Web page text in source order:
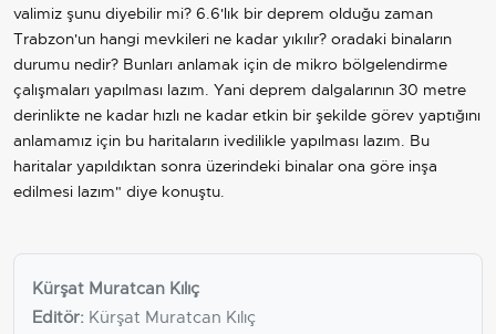
valimiz şunu diyebilir mi? 6.6'lık bir deprem olduğu zaman
Trabzon'un hangi mevkileri ne kadar yıkılır? oradaki binaların
durumu nedir? Bunları anlamak için de mikro bölgelendirme
çalışmaları yapılması lazım. Yani deprem dalgalarının 30 metre
derinlikte ne kadar hızlı ne kadar etkin bir şekilde görev yaptığını
anlamamız için bu haritaların ivedilikle yapılması lazım. Bu
haritalar yapıldıktan sonra üzerindeki binalar ona göre inşa
edilmesi lazım" diye konuştu.
Kürşat Muratcan Kılıç
Editör: Kürşat Muratcan Kılıç